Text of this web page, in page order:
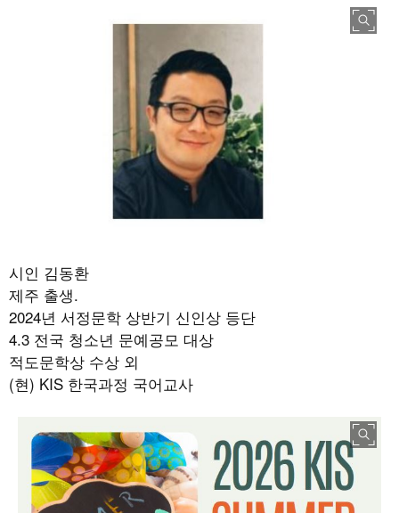
시인 김동환
제주 출생.
2024년 서정문학 상반기 신인상 등단
4.3 전국 청소년 문예공모 대상
적도문학상 수상 외
(현) KIS 한국과정 국어교사